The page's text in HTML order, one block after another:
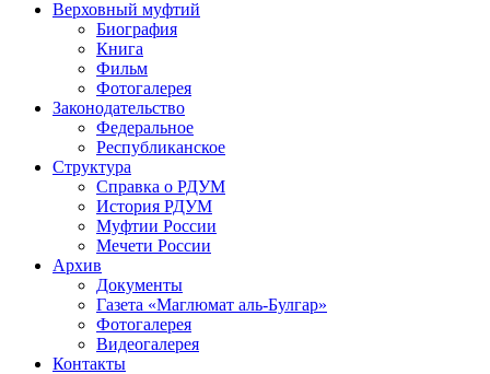
Верховный муфтий
Биография
Книга
Фильм
Фотогалерея
Законодательство
Федеральное
Республиканское
Структура
Справка о РДУМ
История РДУМ
Муфтии России
Мечети России
Архив
Документы
Газета «Маглюмат аль-Булгар»
Фотогалерея
Видеогалерея
Контакты